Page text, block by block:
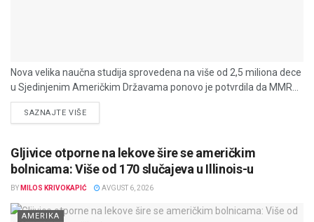
Nova velika naučna studija sprovedena na više od 2,5 miliona dece
u Sjedinjenim Američkim Državama ponovo je potvrdila da MMR...
SAZNAJTE VIŠEDETAILS
Gljivice otporne na lekove šire se američkim
bolnicama: Više od 170 slučajeva u Illinois-u
BY MILOS KRIVOKAPIĆ AVGUST 6, 2026
AMERIKA